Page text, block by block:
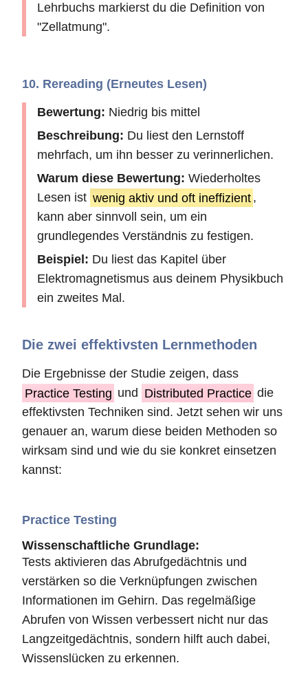
Lehrbuchs markierst du die Definition von
"Zellatmung".
10. Rereading (Erneutes Lesen)
Bewertung: Niedrig bis mittel
Beschreibung: Du liest den Lernstoff
mehrfach, um ihn besser zu verinnerlichen.
Warum diese Bewertung: Wiederholtes
Lesen ist wenig aktiv und oft ineffizient ,
kann aber sinnvoll sein, um ein
grundlegendes Verständnis zu festigen.
Beispiel: Du liest das Kapitel über
Elektromagnetismus aus deinem Physikbuch
ein zweites Mal.
Die zwei effektivsten Lernmethoden
Die Ergebnisse der Studie zeigen, dass
Practice Testing und Distributed Practice die
effektivsten Techniken sind. Jetzt sehen wir uns
genauer an, warum diese beiden Methoden so
wirksam sind und wie du sie konkret einsetzen
kannst:
Practice Testing
Wissenschaftliche Grundlage:
Tests aktivieren das Abrufgedächtnis und
verstärken so die Verknüpfungen zwischen
Informationen im Gehirn. Das regelmäßige
Abrufen von Wissen verbessert nicht nur das
Langzeitgedächtnis, sondern hilft auch dabei,
Wissenslücken zu erkennen.